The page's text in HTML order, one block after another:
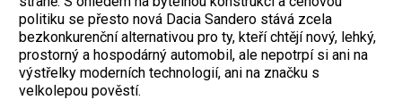
politiku se přesto nová Dacia Sandero stává zcela
bezkonkurenční alternativou pro ty, kteří chtějí nový, lehký,
prostorný a hospodárný automobil, ale nepotrpí si ani na
výstřelky moderních technologií, ani na značku s
velkolepou pověstí.